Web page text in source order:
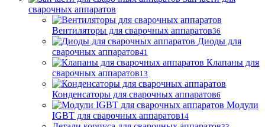
сварочных аппаратов
Вентиляторы для сварочных аппаратов36
Диоды для
сварочных аппаратов41
Клапаны для
сварочных аппаратов13
Конденсаторы для сварочных аппаратов6
Модули
IGBT для сварочных аппаратов14